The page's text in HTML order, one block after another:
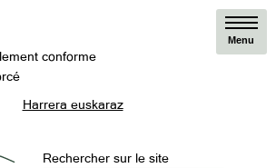
conforme
Harrera euskaraz
Rechercher sur le site
Menu